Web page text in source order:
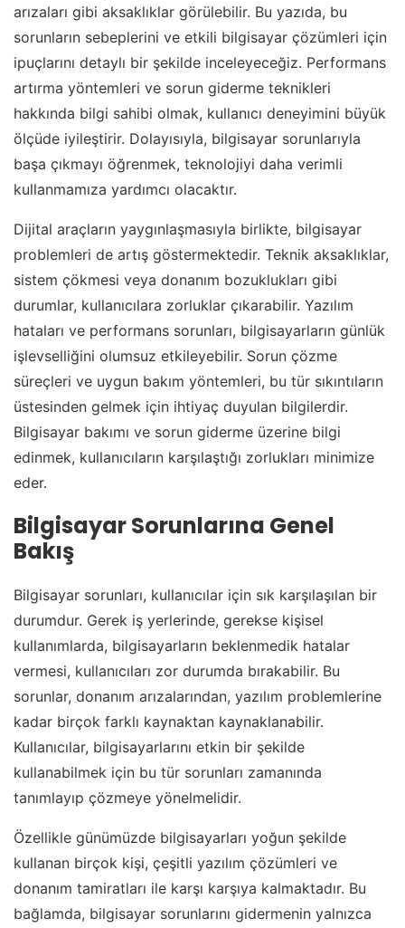
arızaları gibi aksaklıklar görülebilir. Bu yazıda, bu
sorunların sebeplerini ve etkili bilgisayar çözümleri için
ipuçlarını detaylı bir şekilde inceleyeceğiz. Performans
artırma yöntemleri ve sorun giderme teknikleri
hakkında bilgi sahibi olmak, kullanıcı deneyimini büyük
ölçüde iyileştirir. Dolayısıyla, bilgisayar sorunlarıyla
başa çıkmayı öğrenmek, teknolojiyi daha verimli
kullanmamıza yardımcı olacaktır.
Dijital araçların yaygınlaşmasıyla birlikte, bilgisayar
problemleri de artış göstermektedir. Teknik aksaklıklar,
sistem çökmesi veya donanım bozuklukları gibi
durumlar, kullanıcılara zorluklar çıkarabilir. Yazılım
hataları ve performans sorunları, bilgisayarların günlük
işlevselliğini olumsuz etkileyebilir. Sorun çözme
süreçleri ve uygun bakım yöntemleri, bu tür sıkıntıların
üstesinden gelmek için ihtiyaç duyulan bilgilerdir.
Bilgisayar bakımı ve sorun giderme üzerine bilgi
edinmek, kullanıcıların karşılaştığı zorlukları minimize
eder.
Bilgisayar Sorunlarına Genel
Bakış
Bilgisayar sorunları, kullanıcılar için sık karşılaşılan bir
durumdur. Gerek iş yerlerinde, gerekse kişisel
kullanımlarda, bilgisayarların beklenmedik hatalar
vermesi, kullanıcıları zor durumda bırakabilir. Bu
sorunlar, donanım arızalarından, yazılım problemlerine
kadar birçok farklı kaynaktan kaynaklanabilir.
Kullanıcılar, bilgisayarlarını etkin bir şekilde
kullanabilmek için bu tür sorunları zamanında
tanımlayıp çözmeye yönelmelidir.
Özellikle günümüzde bilgisayarları yoğun şekilde
kullanan birçok kişi, çeşitli yazılım çözümleri ve
donanım tamiratları ile karşı karşıya kalmaktadır. Bu
bağlamda, bilgisayar sorunlarını gidermenin yalnızca